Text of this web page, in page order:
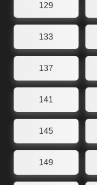
129
133
137
141
145
149